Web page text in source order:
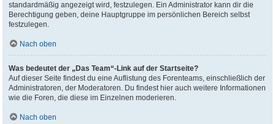
standardmäßig angezeigt wird, festzulegen. Ein Administrator kann dir die
Berechtigung geben, deine Hauptgruppe im persönlichen Bereich selbst
festzulegen.
Nach oben
Was bedeutet der „Das Team“-Link auf der Startseite?
Auf dieser Seite findest du eine Auflistung des Forenteams, einschließlich der
Administratoren, der Moderatoren. Du findest hier auch weitere Informationen
wie die Foren, die diese im Einzelnen moderieren.
Nach oben